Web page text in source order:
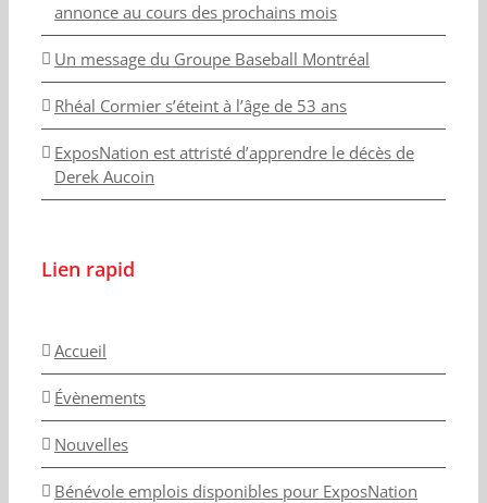
annonce au cours des prochains mois
Un message du Groupe Baseball Montréal
Rhéal Cormier s’éteint à l’âge de 53 ans
ExposNation est attristé d’apprendre le décès de
Derek Aucoin
Lien rapid
Accueil
Évènements
Nouvelles
Bénévole emplois disponibles pour ExposNation